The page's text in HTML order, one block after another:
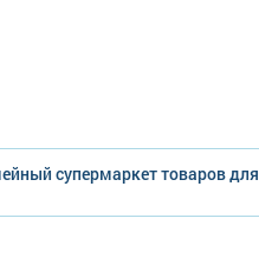
супермаркет товаров для